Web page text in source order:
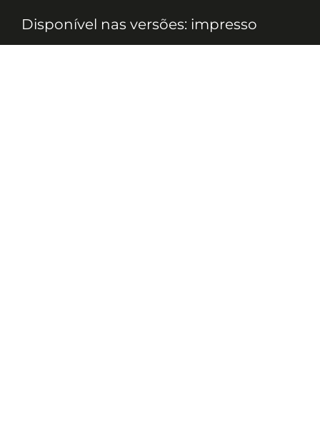
Disponível nas versões: impresso
mensal, on-line, áudio (Podcast) e